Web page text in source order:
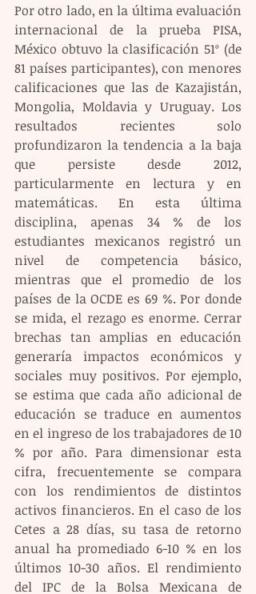
Por otro lado, en la última evaluación
internacional de la prueba PISA,
México obtuvo la clasificación 51º (de
81 países participantes), con menores
calificaciones que las de Kazajistán,
Mongolia, Moldavia y Uruguay. Los
resultados recientes solo
profundizaron la tendencia a la baja
que persiste desde 2012,
particularmente en lectura y en
matemáticas. En esta última
disciplina, apenas 34 % de los
estudiantes mexicanos registró un
nivel de competencia básico,
mientras que el promedio de los
países de la OCDE es 69 %. Por donde
se mida, el rezago es enorme. Cerrar
brechas tan amplias en educación
generaría impactos económicos y
sociales muy positivos. Por ejemplo,
se estima que cada año adicional de
educación se traduce en aumentos
en el ingreso de los trabajadores de 10
% por año. Para dimensionar esta
cifra, frecuentemente se compara
con los rendimientos de distintos
activos financieros. En el caso de los
Cetes a 28 días, su tasa de retorno
anual ha promediado 6-10 % en los
últimos 10-30 años. El rendimiento
del IPC de la Bolsa Mexicana de